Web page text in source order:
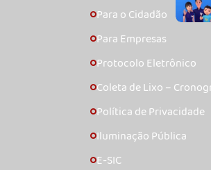
🞇Para o Cidadão
🞇Para Empresas
🞇Protocolo Eletrônico
🞇Coleta de Lixo –
🞇Política de Privacidade
🞇Iluminação Pública
🞇E-SIC